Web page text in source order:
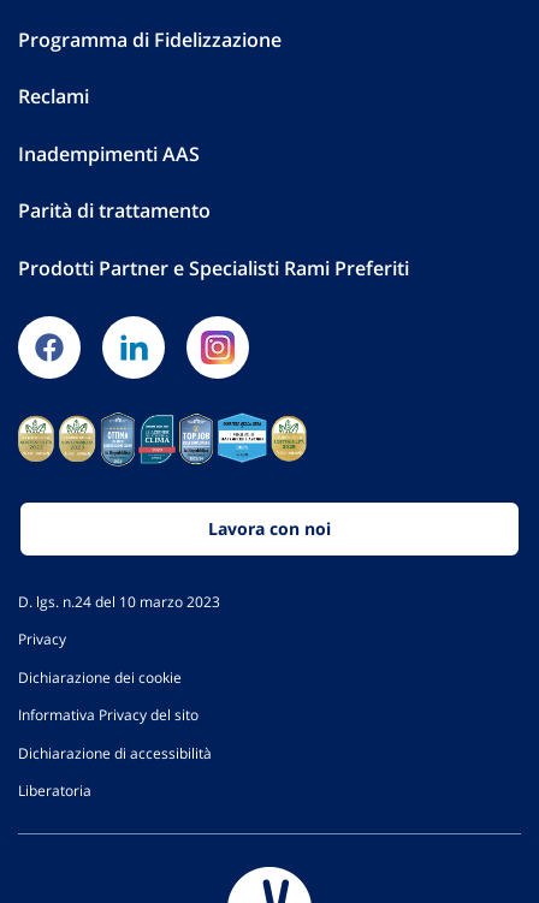
Programma di Fidelizzazione
Reclami
Inadempimenti AAS
Parità di trattamento
Prodotti Partner e Specialisti Rami Preferiti
Lavora con noi
D. lgs. n.24 del 10 marzo 2023
Privacy
Dichiarazione dei cookie
Informativa Privacy del sito
Dichiarazione di accessibilità
Liberatoria